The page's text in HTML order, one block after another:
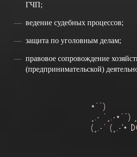
ГЧП;
ведение судебных процессов;
защита по уголовным делам;
правовое сопровождение
(предпринимательской)
*´¨)
¸.• ´¸.•*´¨)
(¸.•´ (¸.•'*